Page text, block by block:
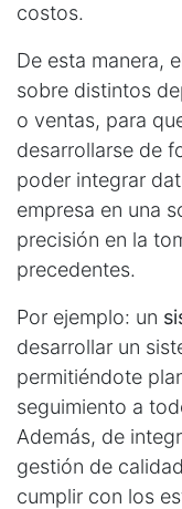
costos.
De esta manera,
sobre distintos
o ventas, para
desarrollarse de
poder integrar
empresa en una
precisión en la
precedentes.
Por ejemplo: un
desarrollar un
permitiéndote
seguimiento a
Además, de
gestión de
cumplir con los